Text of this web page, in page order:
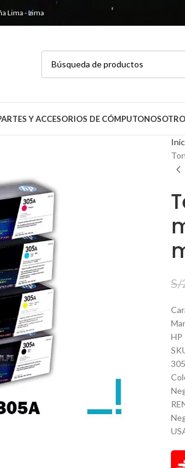
Lima - Lima
Y ACCESORIOS DE CÓMPUTO
S/
HP